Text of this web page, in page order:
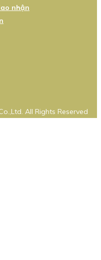
nhận
All Rights Reserved